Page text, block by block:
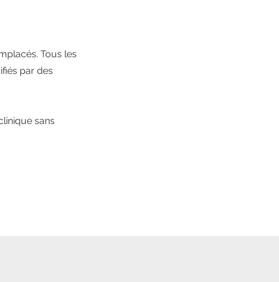
Tous les
par des
sans